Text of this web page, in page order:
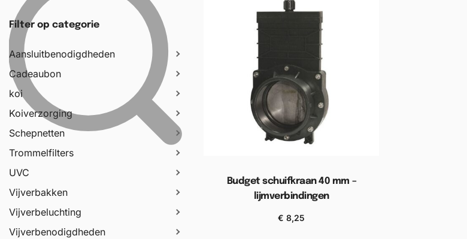
Filter op categorie
Aansluitbenodigdheden
Cadeaubon
koi
Koiverzorging
Schepnetten
Trommelfilters
UVC
Vijverbakken
Vijverbeluchting
Vijverbenodigdheden
Budget schuifkraan 40 mm –
lijmverbindingen
€ 8,25